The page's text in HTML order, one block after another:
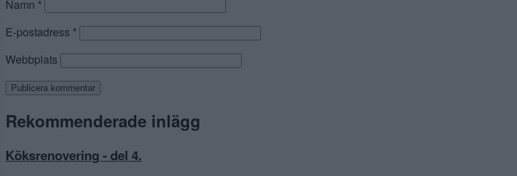
Namn *
E-postadress *
Webbplats
Rekommenderade inlägg
Köksrenovering - del 4.